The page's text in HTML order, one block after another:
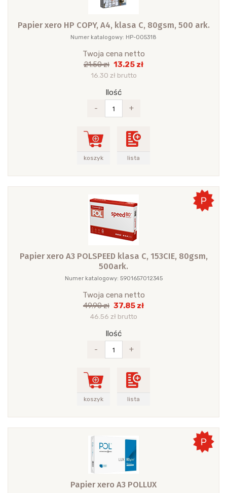
Papier xero HP COPY, A4, klasa C, 80gsm, 500 ark.
Numer katalogowy: HP-005318
Twoja cena netto
21.50 zł 13.25 zł
16.30 zł brutto
Ilość
-
+
koszyk lista
Papier xero A3 POLSPEED klasa C, 153CIE, 80gsm,
500ark.
Numer katalogowy: 5901657012345
Twoja cena netto
49.90 zł 37.85 zł
46.56 zł brutto
Ilość
-
+
koszyk lista
Papier xero A3 POLLUX